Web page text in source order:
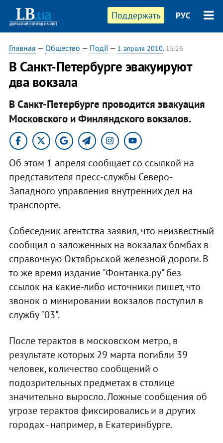
Поддержать РУС
Главная — Общество — Події— 1 апреля 2010, 15:26
В Санкт-Петербурге эвакуируют
два вокзала
В Санкт-Петербурге проводится эвакуация
Московского и Финляндского вокзалов.
Об этом 1 апреля сообщает со ссылкой на
представителя пресс-службы Северо-
Западного управления внутренних дел на
транспорте.
Собеседник агентства заявил, что неизвестный
сообщил о заложенных на вокзалах бомбах в
справочную Октябрьской железной дороги. В
то же время издание "Фонтанка.ру" без
ссылок на какие-либо источники пишет, что
звонок о минировании вокзалов поступил в
службу "03".
После терактов в московском метро, в
результате которых 29 марта погибли 39
человек, количество сообщений о
подозрительных предметах в столице
значительно выросло. Ложные сообщения об
угрозе терактов фиксировались и в других
городах - например, в Екатеринбурге.